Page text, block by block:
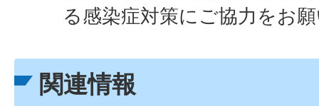
る感染症対策にご協力をお
関連情報